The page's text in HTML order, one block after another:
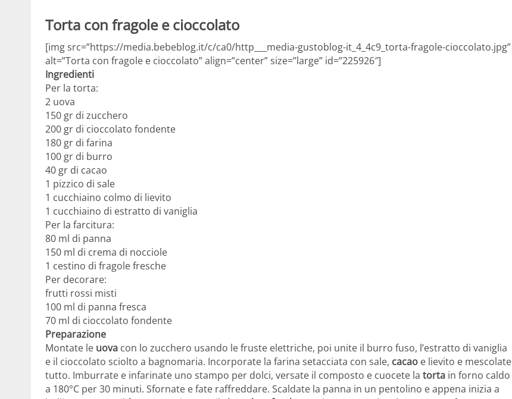
Torta con fragole e cioccolato
[img src=”https://media.bebeblog.it/c/ca0/http___media-gustoblog-it_4_4c9_torta-fragole-cioccolato.jpg”
alt=”Torta con fragole e cioccolato” align=”center” size=”large” id=”225926″]
Ingredienti
Per la torta:
2 uova
150 gr di zucchero
200 gr di cioccolato fondente
180 gr di farina
100 gr di burro
40 gr di cacao
1 pizzico di sale
1 cucchiaino colmo di lievito
1 cucchiaino di estratto di vaniglia
Per la farcitura:
80 ml di panna
150 ml di crema di nocciole
1 cestino di fragole fresche
Per decorare:
frutti rossi misti
100 ml di panna fresca
70 ml di cioccolato fondente
Preparazione
Montate le uova con lo zucchero usando le fruste elettriche, poi unite il burro fuso, l’estratto di vaniglia
e il cioccolato sciolto a bagnomaria. Incorporate la farina setacciata con sale, cacao e lievito e mescolate
tutto. Imburrate e infarinate uno stampo per dolci, versate il composto e cuocete la torta in forno caldo
a 180°C per 30 minuti. Sfornate e fate raffreddare. Scaldate la panna in un pentolino e appena inizia a